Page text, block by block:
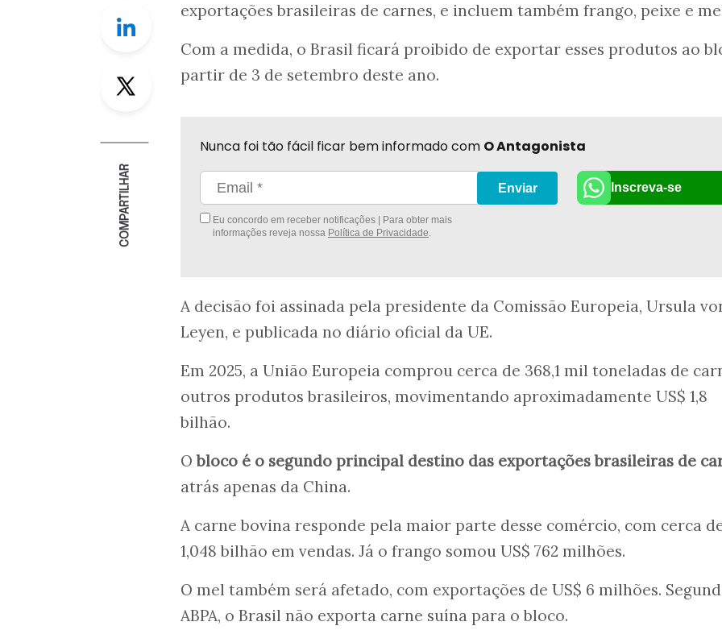
Linkedin
Twitter
COMPARTILHAR
exportações brasileiras de carnes, e incluem também frango, peixe e
Com a medida, o Brasil ficará proibido de exportar esses produtos ao
partir de 3 de setembro deste ano.
Nunca foi tão fácil ficar bem informado com O Antagonista
Eu concordo em receber notificações | Para obter mais
informações reveja nossa Política de Privacidade.
Enviar Inscreva-se
A decisão foi assinada pela presidente da Comissão Europeia, Ursula
Leyen, e publicada no diário oficial da UE.
Em 2025, a União Europeia comprou cerca de 368,1 mil toneladas de
outros produtos brasileiros, movimentando aproximadamente US$ 1,8
bilhão.
Obloco é o segundo principal destino das exportações brasileiras de
atrás apenas da China.
A carne bovina responde pela maior parte desse comércio, com cerca
1,048 bilhão em vendas. Já o frango somou US$ 762 milhões.
O mel também será afetado, com exportações de US$ 6 milhões.
ABPA, o Brasil não exporta carne suína para o bloco.